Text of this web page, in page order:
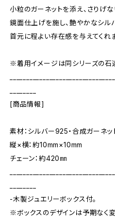
小粒のガーネットを添え、さりげな
鏡面仕上げを施し、艶やかなシル
首元に程よい存在感を与えてくれま
※着用イメージは同シリーズの石
[商品情報]
素材：シルバー925・合成ガーネッ
縦×横：約10mm×10mm
チェーン：約420㎜
-木製ジュエリーボックス付。
※ボックスのデザインは予期なく